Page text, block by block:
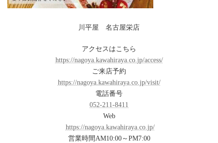
川平屋 名古屋栄店
アクセスはこちら
https://nagoya.kawahiraya.co.jp/access/
ご来店予約
https://nagoya.kawahiraya.co.jp/visit/
電話番号
052-211-8411
Web
https://nagoya.kawahiraya.co.jp/
営業時間AM10:00～PM7:00